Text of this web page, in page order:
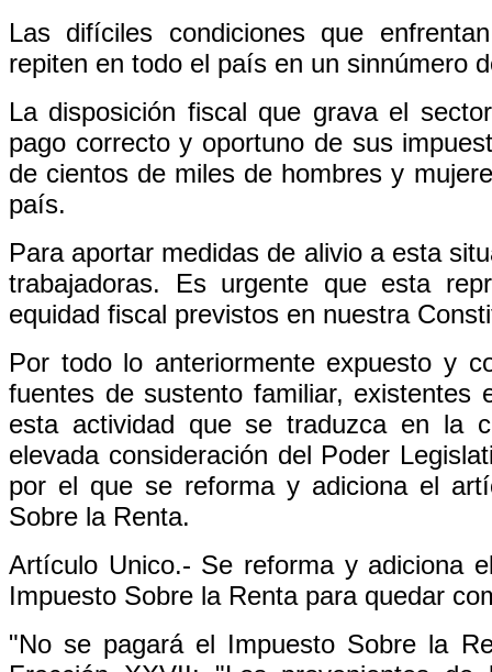
Las difíciles condiciones que
repiten en todo el país en un sinnúmero
La disposición fiscal que grava el
pago correcto y oportuno de sus
de cientos de miles de hombres y
país.
Para aportar medidas de alivio a esta
trabajadoras. Es urgente que esta
equidad fiscal previstos en nuestra
Por todo lo anteriormente expuesto y
fuentes de sustento familiar,
esta actividad que se traduzca en la
elevada consideración del Poder
por el que se reforma y adiciona el
Sobre la Renta.
Artículo Unico.- Se reforma y adiciona
Impuesto Sobre la Renta para quedar
"No se pagará el Impuesto Sobre la